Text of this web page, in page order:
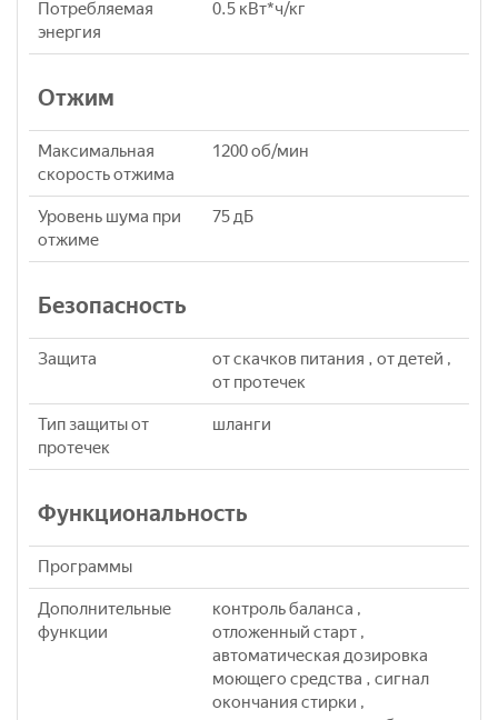
Потребляемая
энергия
0.5 кВт*ч/кг
Отжим
Максимальная
скорость отжима
1200 об/мин
Уровень шума при
отжиме
75 дБ
Безопасность
Защита
от скачков питания , от детей ,
от протечек
Тип защиты от
протечек
шланги
Функциональность
Программы
Дополнительные
функции
контроль баланса ,
отложенный старт ,
автоматическая дозировка
моющего средства , сигнал
окончания стирки ,